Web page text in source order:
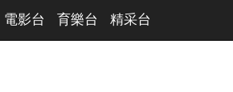
電影台 育樂台 精采台